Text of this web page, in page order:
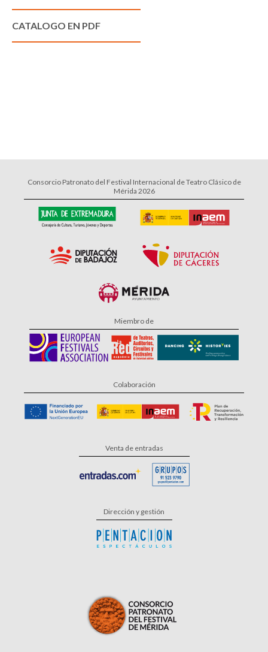
CATALOGO EN PDF
Consorcio Patronato del Festival Internacional de Teatro Clásico de
Mérida 2026
Miembro de
Colaboración
Venta de entradas
Dirección y gestión